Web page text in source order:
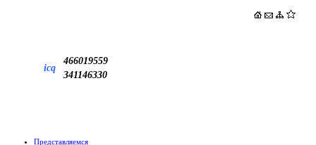
icq
466019559
341146330
Представляемся